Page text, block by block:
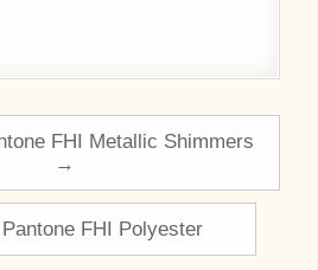
l’article
FHI Metallic Shimmers
→
FHI Polyester